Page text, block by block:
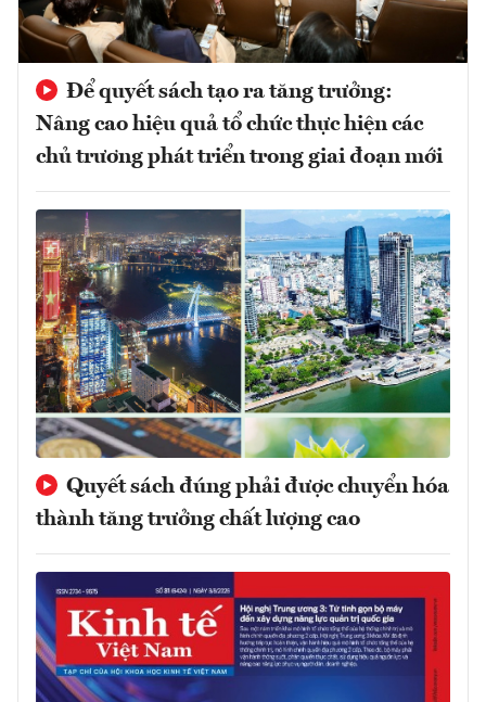
Để quyết sách tạo ra tăng trưởng:
Nâng cao hiệu quả tổ chức thực hiện các
chủ trương phát triển trong giai đoạn mới
Quyết sách đúng phải được chuyển hóa
thành tăng trưởng chất lượng cao